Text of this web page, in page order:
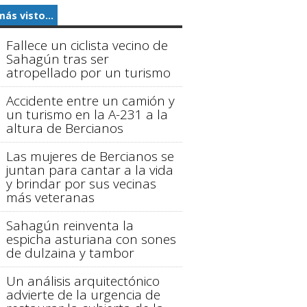
visto...
Fallece un ciclista vecino de
Sahagún tras ser
atropellado por un turismo
Accidente entre un camión y
un turismo en la A-231 a la
altura de Bercianos
Las mujeres de Bercianos se
juntan para cantar a la vida
y brindar por sus vecinas
más veteranas
Sahagún reinventa la
espicha asturiana con sones
de dulzaina y tambor
Un análisis arquitectónico
advierte de la urgencia de